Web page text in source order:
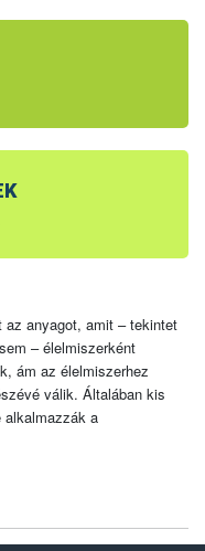
az anyagot, amit – tekintet
– élelmiszerként
ám az élelmiszerhez
válik. Általában kis
alkalmazzák a